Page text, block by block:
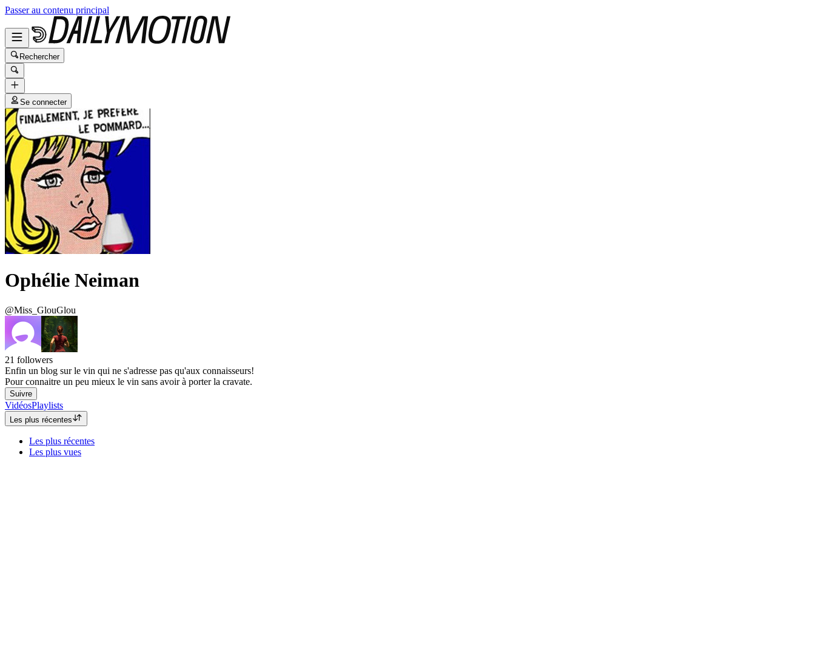
Passer au contenu principal
Rechercher
Se connecter
Ophélie Neiman
@Miss_GlouGlou
21 followers
Enfin un blog sur le vin qui ne s'adresse pas qu'aux connaisseurs!
Pour connaitre un peu mieux le vin sans avoir à porter la cravate.
Suivre
VidéosPlaylists
Les plus récentes
Les plus récentes
Les plus vues